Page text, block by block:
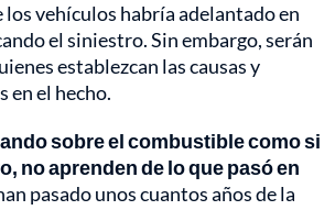
los vehículos habría adelantado en
el siniestro. Sin embargo, serán
establezcan las causas y
en el hecho.
sobre el combustible como si
no aprenden de lo que pasó en
pasado unos cuantos años de la